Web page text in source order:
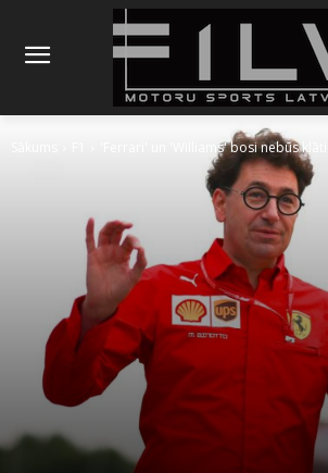
'Ferrari' un 'Williams' bosi nebūs